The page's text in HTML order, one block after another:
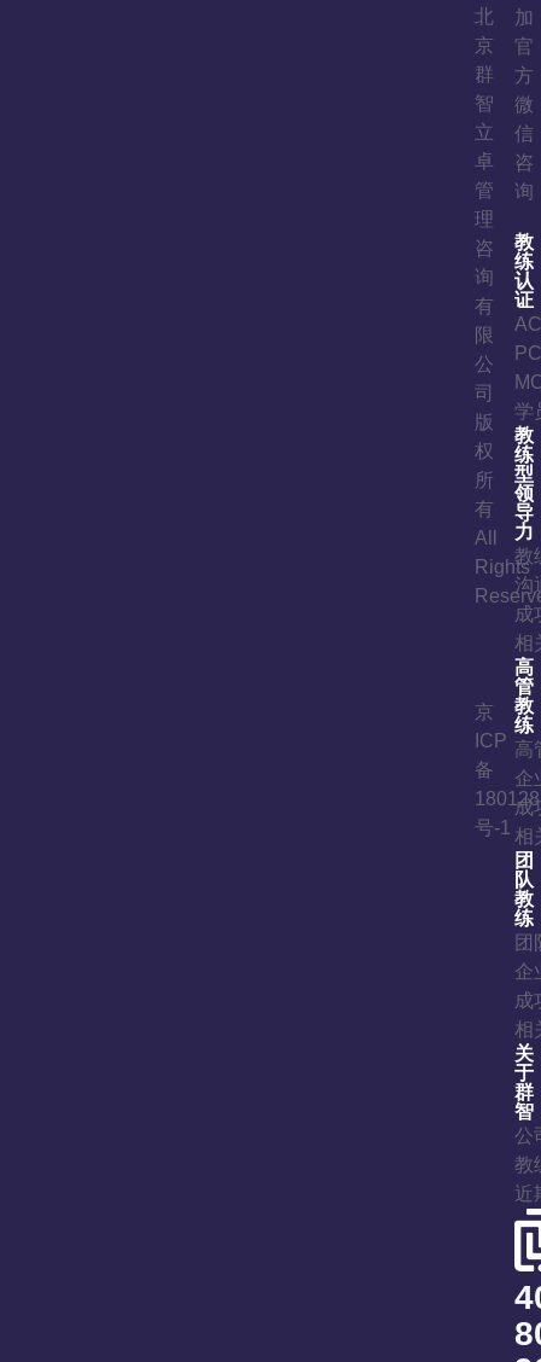
教
练
认
证
学
教
练
型
领
导
力
教
沟
成
相
高
管
教
练
高
企
成
相
团
队
教
练
团
企
成
相
关
于
群
智
公
教
近
加
官
方
微
信
咨
询
北
京
群
智
立
卓
管
理
咨
询
有
限
公
司
版
权
所
有
All
Rights
京
ICP
备
号-1